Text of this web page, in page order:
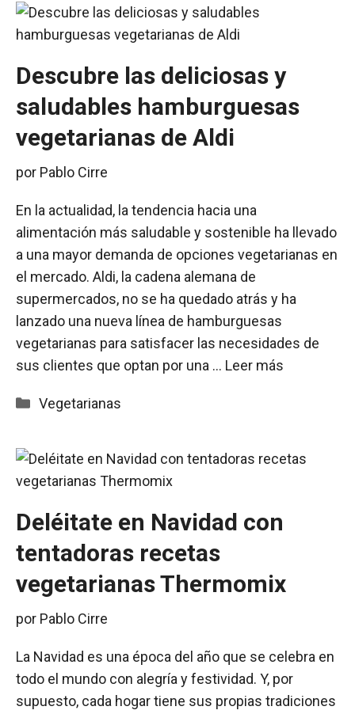
Descubre las deliciosas y
saludables hamburguesas
vegetarianas de Aldi
por Pablo Cirre
En la actualidad, la tendencia hacia una
alimentación más saludable y sostenible ha llevado
a una mayor demanda de opciones vegetarianas en
el mercado. Aldi, la cadena alemana de
supermercados, no se ha quedado atrás y ha
lanzado una nueva línea de hamburguesas
vegetarianas para satisfacer las necesidades de
sus clientes que optan por una … Leer más
Categorías
Vegetarianas
Deléitate en Navidad con
tentadoras recetas
vegetarianas Thermomix
por Pablo Cirre
La Navidad es una época del año que se celebra en
todo el mundo con alegría y festividad. Y, por
supuesto, cada hogar tiene sus propias tradiciones